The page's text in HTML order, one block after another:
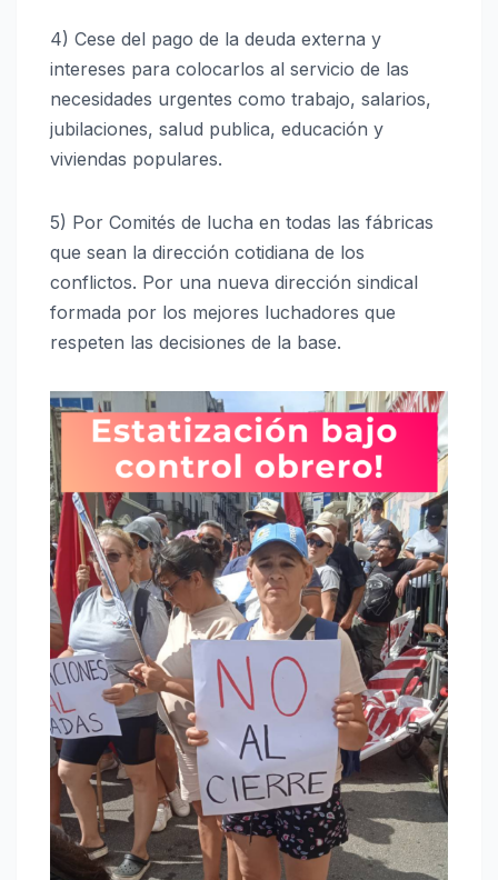
4) Cese del pago de la deuda externa y
intereses para colocarlos al servicio de las
necesidades urgentes como trabajo, salarios,
jubilaciones, salud publica, educación y
viviendas populares.
5) Por Comités de lucha en todas las fábricas
que sean la dirección cotidiana de los
conflictos. Por una nueva dirección sindical
formada por los mejores luchadores que
respeten las decisiones de la base.